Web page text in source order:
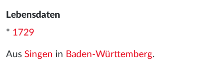
Lebensdaten
* 1729
Aus Singen in Baden-Württemberg.